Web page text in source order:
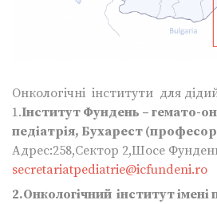
Онкологічні інститути для
1.Інститут Фундень – гемато-
педіатрія, Бухарест
Адрес:258,Сектор 2,Шосе
secretariatpediatrie@icfundeni.ro
2.Онкологічний інститут